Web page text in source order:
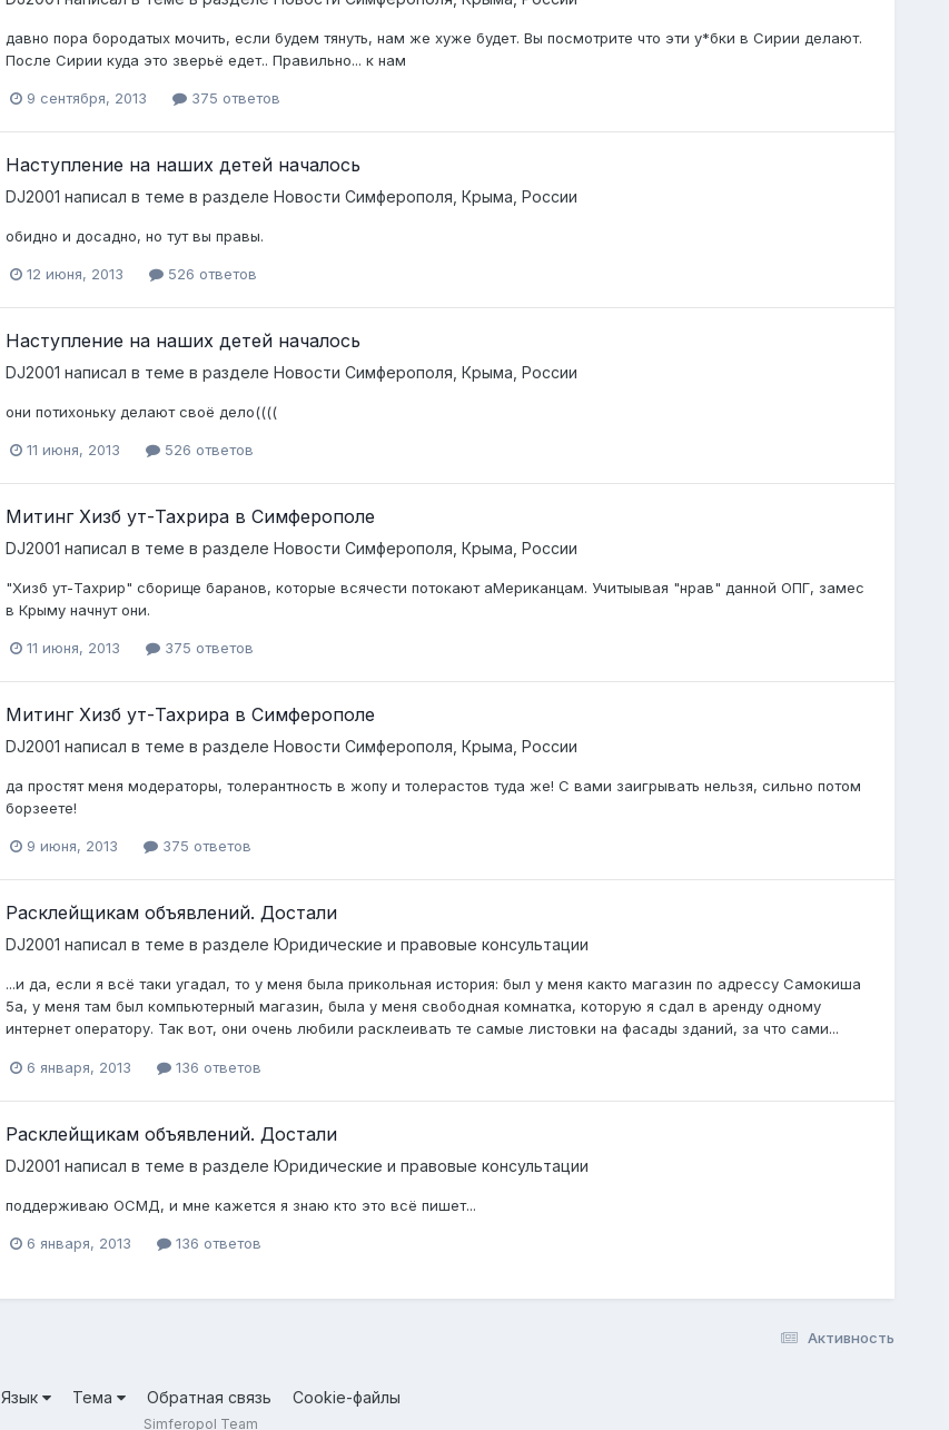
давно пора бородатых мочить, если будем тянуть, нам же хуже будет. Вы посмотрите что эти у*бки в Сирии делают.
После Сирии куда это зверьё едет.. Правильно... к нам
9 сентября, 2013 375 ответов
Наступление на наших детей началось
DJ2001 написал в теме в разделе Новости Симферополя, Крыма, России
обидно и досадно, но тут вы правы.
12 июня, 2013 526 ответов
Наступление на наших детей началось
DJ2001 написал в теме в разделе Новости Симферополя, Крыма, России
они потихоньку делают своё дело((((
11 июня, 2013 526 ответов
Митинг Хизб ут-Тахрира в Симферополе
DJ2001 написал в теме в разделе Новости Симферополя, Крыма, России
"Хизб ут-Тахрир" сборище баранов, которые всячести потокают аМериканцам. Учитыывая "нрав" данной ОПГ, замес
в Крыму начнут они.
11 июня, 2013 375 ответов
Митинг Хизб ут-Тахрира в Симферополе
DJ2001 написал в теме в разделе Новости Симферополя, Крыма, России
да простят меня модераторы, толерантность в жопу и толерастов туда же! С вами заигрывать нельзя, сильно потом
борзеете!
9 июня, 2013 375 ответов
Расклейщикам объявлений. Достали
DJ2001 написал в теме в разделе Юридические и правовые консультации
...и да, если я всё таки угадал, то у меня была прикольная история: был у меня както магазин по адрессу Самокиша
5а, у меня там был компьютерный магазин, была у меня свободная комнатка, которую я сдал в аренду одному
интернет оператору. Так вот, они очень любили расклеивать те самые листовки на фасады зданий, за что сами...
6 января, 2013 136 ответов
Расклейщикам объявлений. Достали
DJ2001 написал в теме в разделе Юридические и правовые консультации
поддерживаю ОСМД, и мне кажется я знаю кто это всё пишет...
6 января, 2013 136 ответов
Активность
Язык Тема Обратная связь Cookie-файлы
Simferopol Team